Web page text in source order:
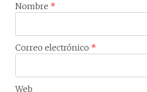
Nombre *
Correo electrónico *
Web